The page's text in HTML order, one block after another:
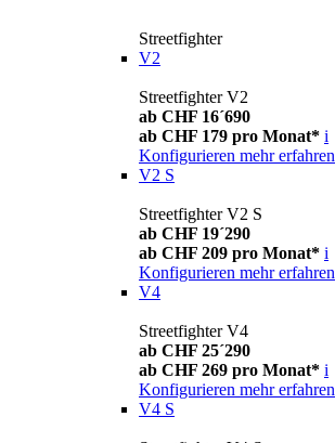
Streetfighter
V2
Streetfighter V2
ab CHF 16´690
ab CHF 179 pro Monat* i
Konfigurieren mehr erfahren
V2 S
Streetfighter V2 S
ab CHF 19´290
ab CHF 209 pro Monat* i
Konfigurieren mehr erfahren
V4
Streetfighter V4
ab CHF 25´290
ab CHF 269 pro Monat* i
Konfigurieren mehr erfahren
V4 S